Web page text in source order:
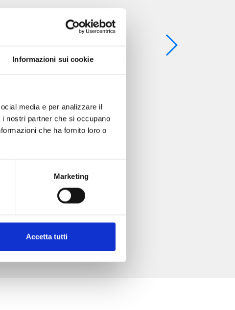
Informazioni sui cookie
media e per analizzare il
nostri partner che si occupano
che ha fornito loro o
Marketing
Accetta tutti